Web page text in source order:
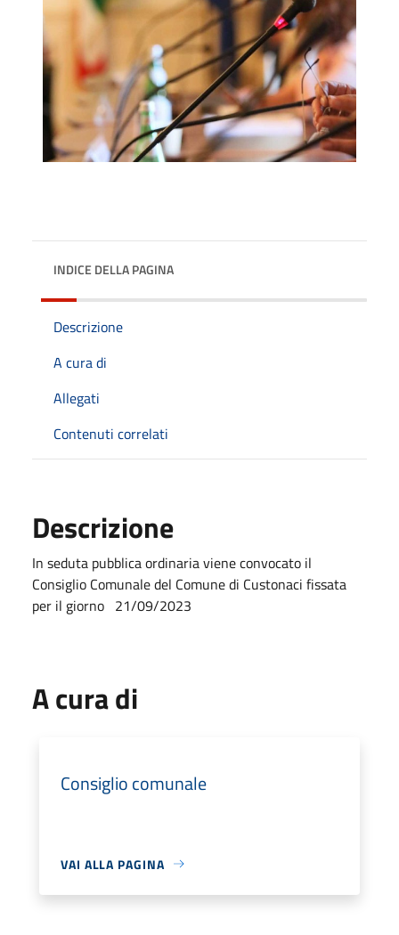
INDICE DELLA PAGINA
Descrizione
A cura di
Allegati
Contenuti correlati
Descrizione
In seduta pubblica ordinaria viene convocato il
Consiglio Comunale del Comune di Custonaci fissata
per il giorno 21/09/2023
A cura di
Consiglio comunale
VAI ALLA PAGINA